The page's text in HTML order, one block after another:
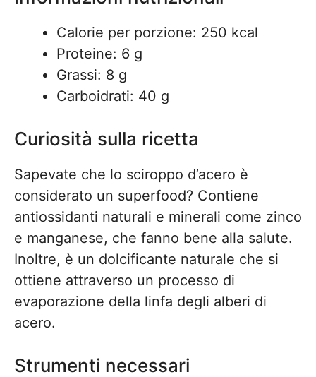
Calorie per porzione: 250 kcal
Proteine: 6 g
Grassi: 8 g
Carboidrati: 40 g
Curiosità sulla ricetta
Sapevate che lo sciroppo d’acero è
considerato un superfood? Contiene
antiossidanti naturali e minerali come zinco
e manganese, che fanno bene alla salute.
Inoltre, è un dolcificante naturale che si
ottiene attraverso un processo di
evaporazione della linfa degli alberi di
acero.
Strumenti necessari